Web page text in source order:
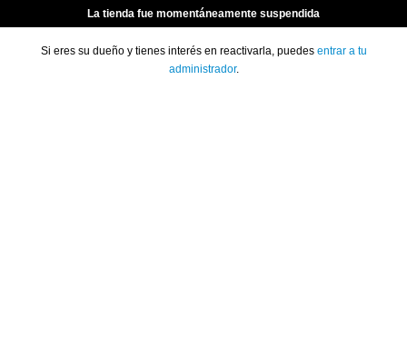
La tienda fue momentáneamente suspendida
Si eres su dueño y tienes interés en reactivarla, puedes entrar a tu
administrador.